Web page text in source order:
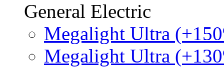
General Electric
Megalight Ultra
Megalight Ultra